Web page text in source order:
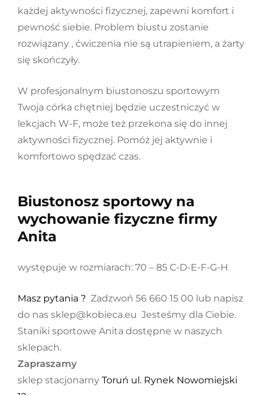
każdej aktywności fizycznej, zapewni komfort i
pewność siebie. Problem biustu zostanie
rozwiązany , ćwiczenia nie są utrapieniem, a żarty
się skończyły.
W profesjonalnym biustonoszu sportowym
Twoja córka chętniej będzie uczestniczyć w
lekcjach W-F, może też przekona się do innej
aktywności fizycznej. Pomóż jej aktywnie i
komfortowo spędzać czas.
Biustonosz sportowy na
wychowanie fizyczne firmy
Anita
występuje w rozmiarach: 70 – 85 C-D-E-F-G-H
Masz pytania ? Zadzwoń 56 660 15 00 lub napisz
do nas sklep@kobieca.eu Jesteśmy dla Ciebie.
Staniki sportowe Anita dostępne w naszych
sklepach.
Zapraszamy
sklep stacjonarny Toruń ul. Rynek Nowomiejski